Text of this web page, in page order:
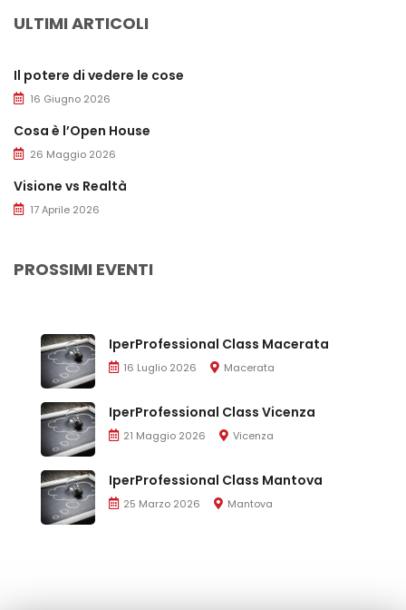
ULTIMI ARTICOLI
Il potere di vedere le cose
16 Giugno 2026
Cosa è l’Open House
26 Maggio 2026
Visione vs Realtà
17 Aprile 2026
PROSSIMI EVENTI
IperProfessional Class Macerata
16 Luglio 2026 Macerata
IperProfessional Class Vicenza
21 Maggio 2026 Vicenza
IperProfessional Class Mantova
25 Marzo 2026 Mantova